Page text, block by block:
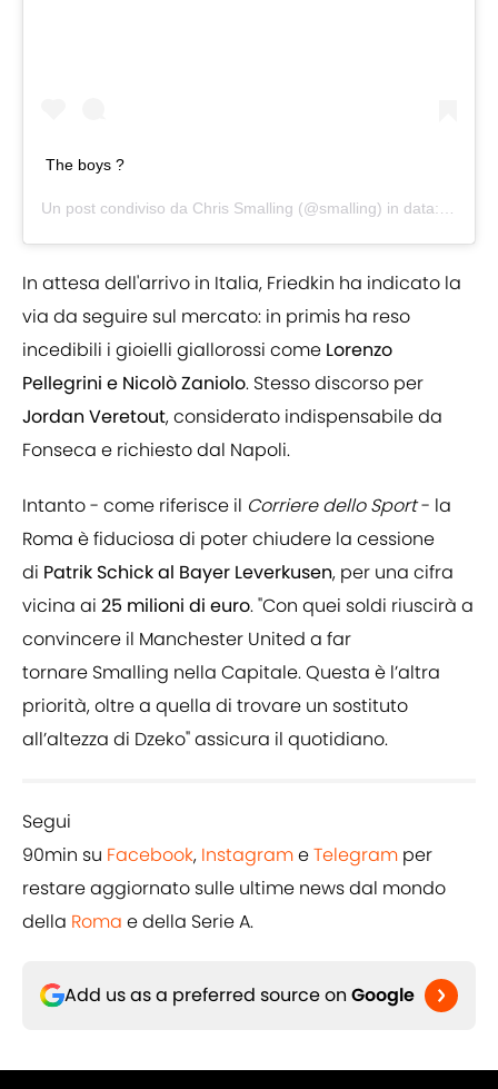
The boys ?
Un post condiviso da Chris Smalling (@smalling) in data:
In attesa dell'arrivo in Italia, Friedkin ha indicato la
via da seguire sul mercato: in primis ha reso
incedibili i gioielli giallorossi come Lorenzo
Pellegrini e Nicolò Zaniolo. Stesso discorso per
Jordan Veretout, considerato indispensabile da
Fonseca e richiesto dal Napoli.
Intanto - come riferisce il Corriere dello Sport- la
Roma è fiduciosa di poter chiudere la cessione
di Patrik Schick al Bayer Leverkusen, per una cifra
vicina ai 25 milioni di euro. "Con quei soldi riuscirà a
convincere il Manchester United a far
tornare Smalling nella Capitale. Questa è l’altra
priorità, oltre a quella di trovare un sostituto
all’altezza di Dzeko" assicura il quotidiano.
Segui
90min su Facebook, InstagrameTelegram per
restare aggiornato sulle ultime news dal mondo
della Roma e della Serie A.
Add us as a preferred source on Google